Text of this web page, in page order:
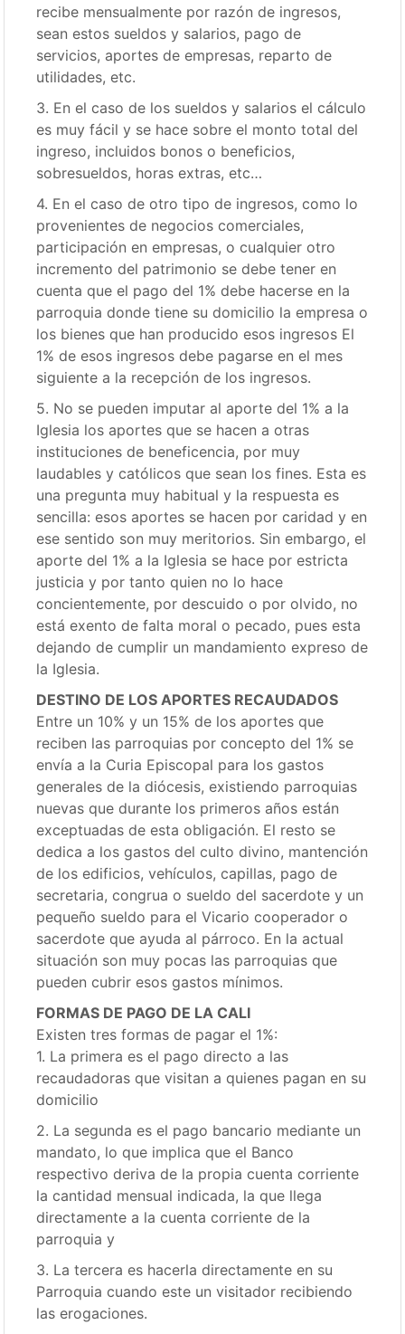
recibe mensualmente por razón de ingresos,
sean estos sueldos y salarios, pago de
servicios, aportes de empresas, reparto de
utilidades, etc.
3. En el caso de los sueldos y salarios el cálculo
es muy fácil y se hace sobre el monto total del
ingreso, incluidos bonos o beneficios,
sobresueldos, horas extras, etc…
4. En el caso de otro tipo de ingresos, como lo
provenientes de negocios comerciales,
participación en empresas, o cualquier otro
incremento del patrimonio se debe tener en
cuenta que el pago del 1% debe hacerse en la
parroquia donde tiene su domicilio la empresa o
los bienes que han producido esos ingresos El
1% de esos ingresos debe pagarse en el mes
siguiente a la recepción de los ingresos.
5. No se pueden imputar al aporte del 1% a la
Iglesia los aportes que se hacen a otras
instituciones de beneficencia, por muy
laudables y católicos que sean los fines. Esta es
una pregunta muy habitual y la respuesta es
sencilla: esos aportes se hacen por caridad y en
ese sentido son muy meritorios. Sin embargo, el
aporte del 1% a la Iglesia se hace por estricta
justicia y por tanto quien no lo hace
concientemente, por descuido o por olvido, no
está exento de falta moral o pecado, pues esta
dejando de cumplir un mandamiento expreso de
la Iglesia.
DESTINO DE LOS APORTES RECAUDADOS
Entre un 10% y un 15% de los aportes que
reciben las parroquias por concepto del 1% se
envía a la Curia Episcopal para los gastos
generales de la diócesis, existiendo parroquias
nuevas que durante los primeros años están
exceptuadas de esta obligación. El resto se
dedica a los gastos del culto divino, mantención
de los edificios, vehículos, capillas, pago de
secretaria, congrua o sueldo del sacerdote y un
pequeño sueldo para el Vicario cooperador o
sacerdote que ayuda al párroco. En la actual
situación son muy pocas las parroquias que
pueden cubrir esos gastos mínimos.
FORMAS DE PAGO DE LA CALI
Existen tres formas de pagar el 1%:
1. La primera es el pago directo a las
recaudadoras que visitan a quienes pagan en su
domicilio
2. La segunda es el pago bancario mediante un
mandato, lo que implica que el Banco
respectivo deriva de la propia cuenta corriente
la cantidad mensual indicada, la que llega
directamente a la cuenta corriente de la
parroquia y
3. La tercera es hacerla directamente en su
Parroquia cuando este un visitador recibiendo
las erogaciones.